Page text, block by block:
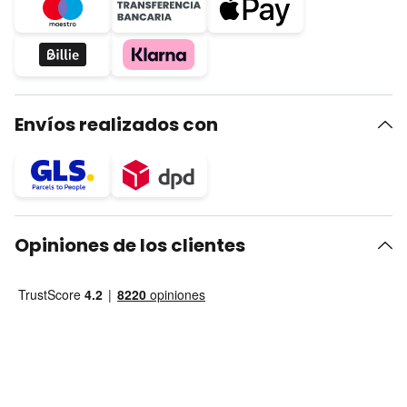
Envíos realizados con
Opiniones de los clientes